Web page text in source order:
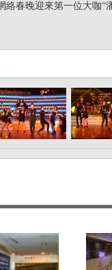
絡春晚迎來第一位大咖